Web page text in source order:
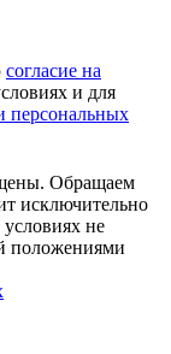
согласие на
и для
персональных
Обращаем
исключительно
не
положениями